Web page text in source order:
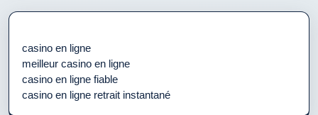
casino en ligne
meilleur casino en ligne
casino en ligne fiable
casino en ligne retrait instantané